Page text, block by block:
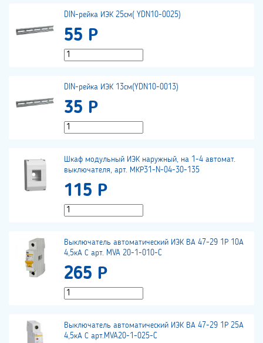
DIN-рейка ИЭК 25см( YDN10-0025)
55 Р
DIN-рейка ИЭК 13см(YDN10-0013)
35 Р
Шкаф модульный ИЭК наружный, на 1-4 автомат.
выключателя, арт. МКР31-N-04-30-135
115 Р
Выключатель автоматический ИЭК ВА 47-29 1Р 10А
4,5кА С арт. MVA 20-1-010-C
265 Р
Выключатель автоматический ИЭК ВА 47-29 1Р 25А
4,5кА С арт.MVA20-1-025-C